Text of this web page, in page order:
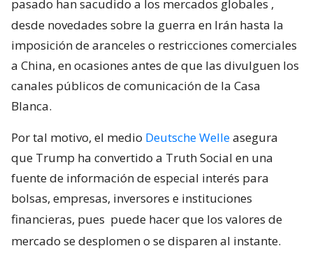
pasado han sacudido a los mercados globales ,
desde novedades sobre la guerra en Irán hasta la
imposición de aranceles o restricciones comerciales
a China, en ocasiones antes de que las divulguen los
canales públicos de comunicación de la Casa
Blanca.
Por tal motivo, el medio Deutsche Welleasegura
que Trump ha convertido a Truth Social en una
fuente de información de especial interés para
bolsas, empresas, inversores e instituciones
financieras, pues puede hacer que los valores de
mercado se desplomen o se disparen al instante.